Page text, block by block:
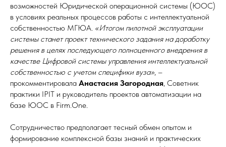
возможностей Юридической операционной системы (ЮОС)
в условиях реальных процессов работы с интеллектуальной
собственностью МГЮА. «Итогом пилотной эксплуатации
системы станет проект технического задания на доработку
решения в целях последующего полноценного внедрения в
качестве Цифровой системы управления интеллектуальной
собственностью с учетом специфики вуза» , –
прокомментировала Анастасия Загородная , Советник
практики IPIT и руководитель проектов автоматизации на
базе ЮОС в Firm.One.
Сотрудничество предполагает тесный обмен опытом и
формирование комплексной базы знаний и практических